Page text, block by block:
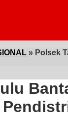
» Polsek